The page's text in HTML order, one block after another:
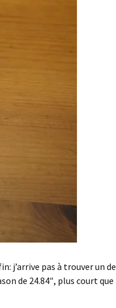
j’arrive pas à trouver un de
de 24.84″, plus court que